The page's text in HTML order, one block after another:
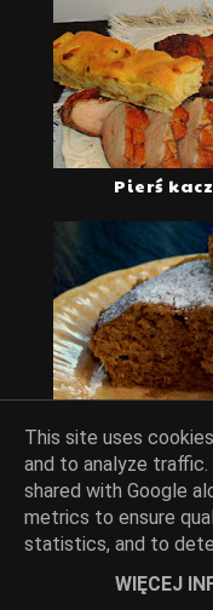
Pierś
This site uses
and to analyze traffic.
shared with Google
metrics to ensure
statistics, and to
WIĘCEJ